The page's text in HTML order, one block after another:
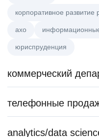
корпоративное развитие
axo
юриспруденция
коммерческий
Key Account Manager
150000 ₽
телефонные
Менеджер по продажам в
analytics/data